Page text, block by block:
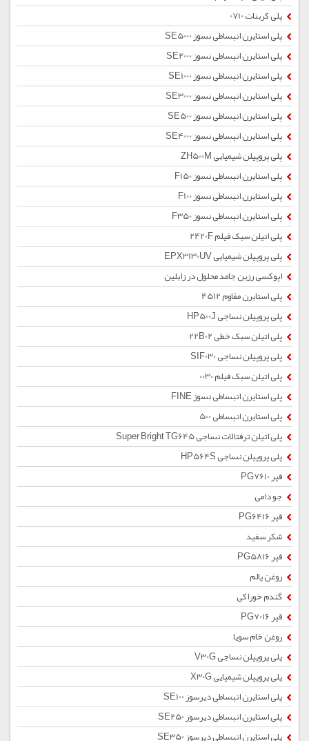
پلی کربنات 0710
پلی استایرن انبساطی نسوز SE5000
پلی استایرن انبساطی نسوز SE2000
پلی استایرن انبساطی نسوز SE1000
پلی استایرن انبساطی نسوز SE3000
پلی استایرن انبساطی نسوز SE500
پلی استایرن انبساطی نسوز SE4000
پلی پروپیلن شیمیایی ZH500M
پلی استایرن انبساطی نسوز F150
پلی استایرن انبساطی نسوز F100
پلی استایرن انبساطی نسوز F350
پلی اتیلن سبک فیلم 2420F
پلی پروپیلن شیمیایی EPX3130UV
اپوکسی رزین جامد محلول در زایلین
پلی استایرن مقاوم 4512
پلی پروپیلن نساجی HP500J
پلی اتیلن سبک خطی 22B02
پلی پروپیلن نساجی SIF030
پلی اتیلن سبک فیلم 0030
پلی استایرن انبساطی نسوز FINE
پلی استایرن انبساطی 500
پلی اتیلن ترفتالات نساجی Super Bright TG645
پلی پروپیلن نساجی HP564S
قیر PG7610
جو دامی
قیر PG6416
شکر سفید
قیر PG5816
روغن پالم
گندم خوراکی
قیر PG7016
روغن خام سویا
پلی پروپیلن نساجی V30G
پلی پروپیلن شیمیایی X30G
پلی استایرن انبساطی دیرسوز SE100
پلی استایرن انبساطی دیرسوز SE250
پلی استایرن انبساطی دیرسوز SE350